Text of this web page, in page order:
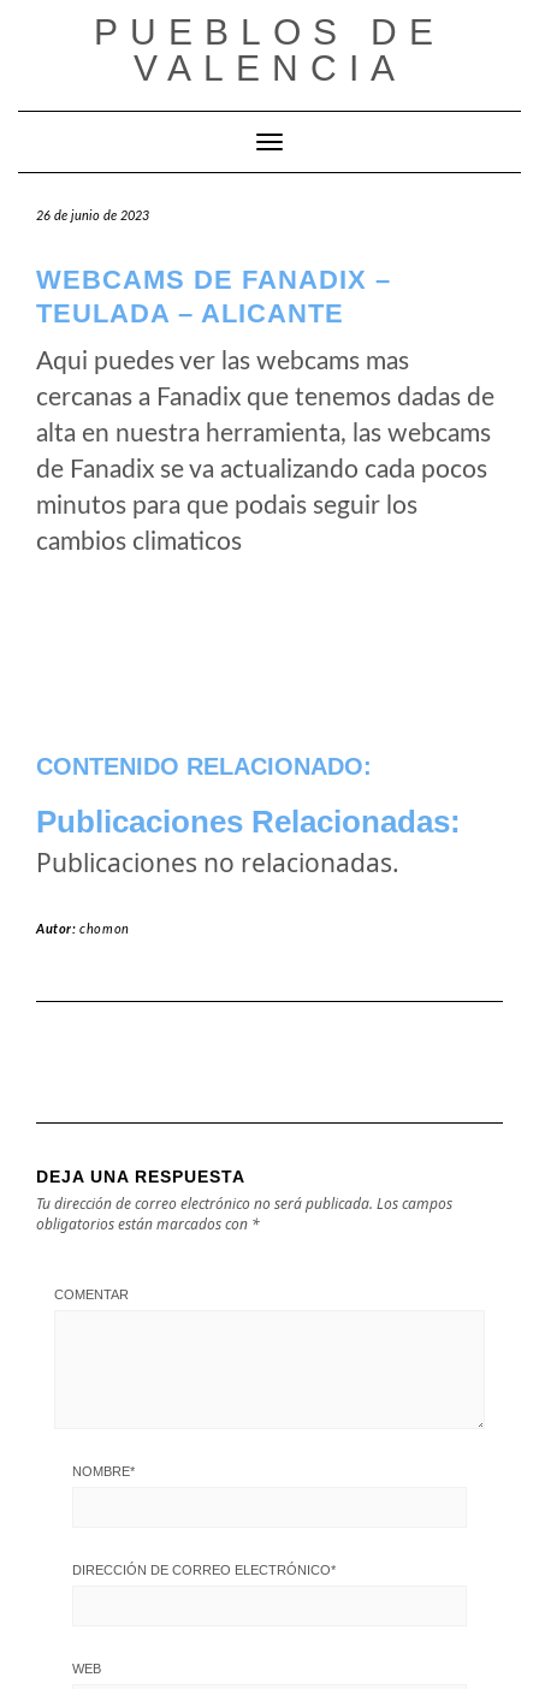
PUEBLOS DE
VALENCIA
Cambiar modo de navegación
26 de junio de 2023
WEBCAMS DE FANADIX –
TEULADA – ALICANTE
Aqui puedes ver las webcams mas
cercanas a Fanadix que tenemos dadas de
alta en nuestra herramienta, las webcams
de Fanadix se va actualizando cada pocos
minutos para que podais seguir los
cambios climaticos
CONTENIDO RELACIONADO:
Publicaciones Relacionadas:
Publicaciones no relacionadas.
Autor:chomon
DEJA UNA RESPUESTA
Tu dirección de correo electrónico no será publicada. Los campos
obligatorios están marcados con *
COMENTAR
NOMBRE*
DIRECCIÓN DE CORREO ELECTRÓNICO*
WEB